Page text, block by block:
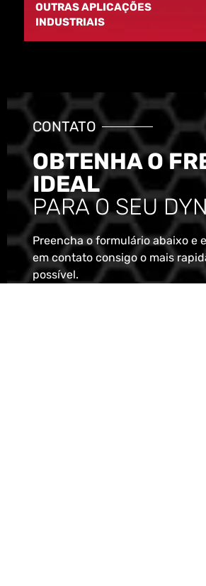
OUTRAS APLICAÇÕES
INDUSTRIAIS
CONTATO
OBTENHA O
IDEAL
PARA O SEU
Preencha o formulário abaixo e
em contato consigo o mais
possível.